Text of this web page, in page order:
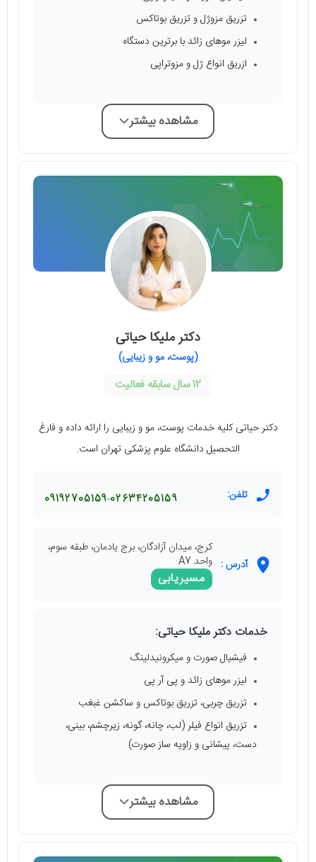
تزریق مزوژل و تزریق بوتاکس
لیزر موهای زائد با برترین دستگاه
ازریق انواع ژل و مزوتراپی
مشاهده بیشتر
دکتر ملیکا حیاتی
(پوست، مو و زیبایی)
12 سال سابقه فعالیت
دکتر حیاتی کلیه خدمات پوست، مو و زیبایی را ارائه داده و فارغ
التحصیل دانشگاه علوم پزشکی تهران است.
تلفن: 02634205159
09192705159
آدرس :
کرج، میدان آزادگان، برج یادمان، طبقه سوم،
واحد A7
مسیریابی
خدمات دکتر ملیکا حیاتی:
فیشیال صورت و میکرونیدلینگ
لیزر موهای زائد و پی آر پی
تزریق چربی، تزریق بوتاکس و ساکشن غبغب
تزریق انواع فیلر (لب، چانه، گونه، زیرچشم، بینی،
دست، پیشانی و زاویه ساز صورت)
مشاهده بیشتر